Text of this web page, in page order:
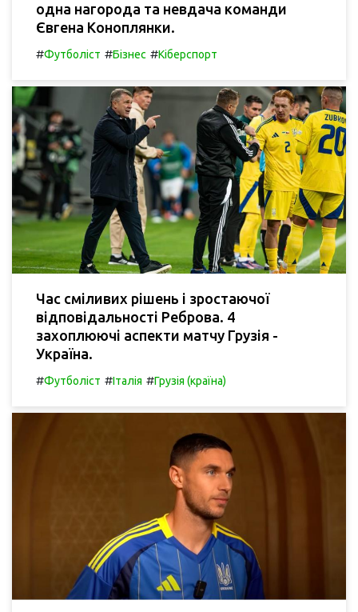
одна нагорода та невдача команди
Євгена Коноплянки.
#Футболіст #Бізнес #Кіберспорт
Час сміливих рішень і зростаючої
відповідальності Реброва. 4
захоплюючі аспекти матчу Грузія -
Україна.
#Футболіст #Італія #Грузія (країна)